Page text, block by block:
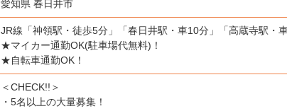
愛知県 春日井市
JR線「神領駅・徒歩5分」「春日井駅・車10分」「高蔵寺駅・車
★マイカー通勤OK(駐車場代無料)！
★自転車通勤OK！
＜CHECK!!＞
・5名以上の大量募集！